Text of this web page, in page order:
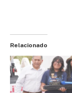
Relacionado